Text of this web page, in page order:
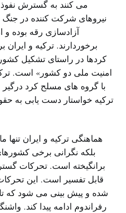
می کنند به گسترش نفوذ
نیروهای شرکت کننده در
آزادسازی رقه بوده و
برخوردارند. ترکیه و ایران
کردها در راستای تشکیل
امنیت ملی دو کشور» است.
با گروه های مسلح کرد
ترکیه خواستار دست یابی به
هماهنگی ترکیه و ایران تنها
بلکه نگرانی برخی
برانگیخته است. تحرکات
قابل تفسیر است. این
شده و پیش بینی می شود که
رفراندوم ادامه پیدا کند.